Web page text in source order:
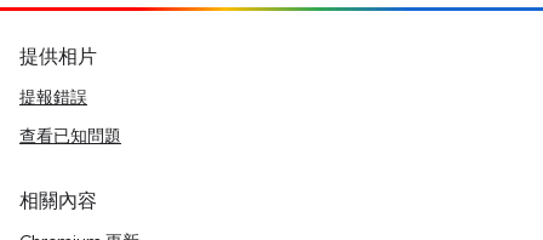
提供相片
提報錯誤
查看已知問題
相關內容